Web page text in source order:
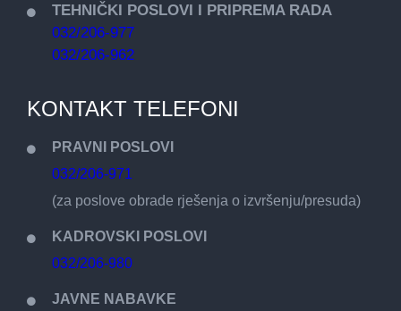
TEHNIČKI POSLOVI I PRIPREMA RADA
032/206-977
032/206-962
KONTAKT TELEFONI
PRAVNI POSLOVI
032/206-971
(za poslove obrade rješenja o izvršenju/presuda)
KADROVSKI POSLOVI
032/206-980
JAVNE NABAVKE